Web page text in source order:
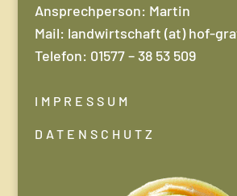
Ansprechperson: Martin
Mail: landwirtschaft (at)hof-
Telefon: 01577 – 38 53 509
IMPRESSUM
DATENSCHUTZ